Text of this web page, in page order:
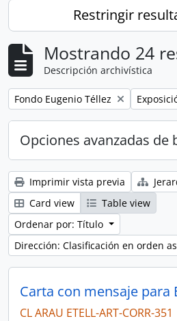
Restringir
Mostrando 24
Descripción archivística
Remove filter:
Fondo Eugenio Téllez
Opciones avanzadas de
Imprimir vista previa
Card view
Table view
Ordenar por: Título
Dirección: Clasificación en orden
CL ARAU ETELL-ART-CORR-351